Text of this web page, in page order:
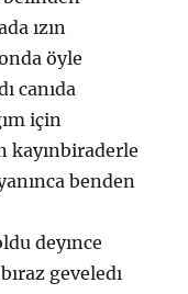
ızın
öyle
canıda
için
kayınbiraderle
benden
deyınce
geveledı